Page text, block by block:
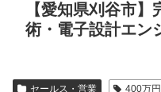
【愛知県刈谷市
術・電子設計エン
セールス・営業 400万円